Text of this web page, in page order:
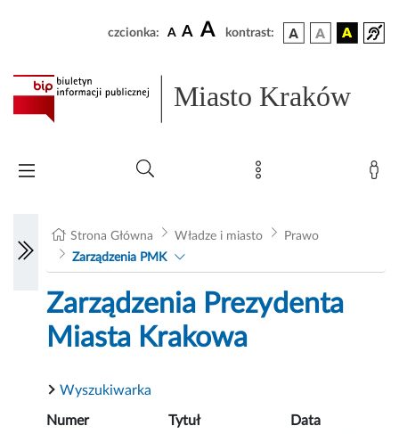
czcionka: A A A kontrast:
Miasto Kraków
Strona Główna Władze i miasto
Prawo
Zarządzenia PMK
Zarządzenia Prezydenta
Miasta Krakowa
Wyszukiwarka
Numer Tytuł
Data